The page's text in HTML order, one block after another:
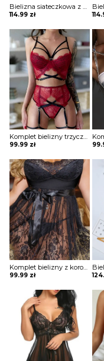
114.99 zł
Komplet bielizny trzyczęściowy z koronki z paskami
99.99 zł
Komplet bielizny z koronkową koszulką i stringami
99.99 zł